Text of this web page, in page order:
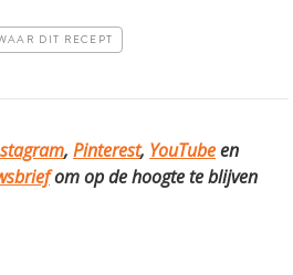
DIT RECEPT
, Pinterest, YouTubeen
om op de hoogte te blijven